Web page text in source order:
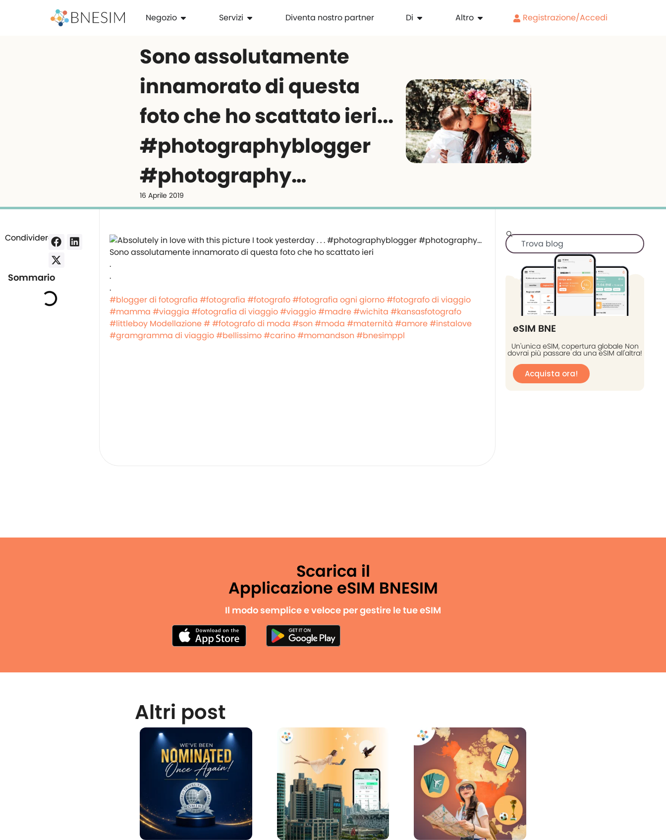
Negozio Servizi Diventa nostro partner Di Altro Registrazione/Accedi
Sono assolutamente
innamorato di questa
foto che ho scattato ieri...
#photographyblogger
#photography…
16 Aprile 2019
Condividere:
Sommario
Sono assolutamente innamorato di questa foto che ho scattato ieri
.
.
.
#blogger di fotografia #fotografia #fotografo#fotografia ogni giorno#fotografo di viaggio
#mamma #viaggia #fotografia di viaggio#viaggio#madre#wichita #kansasfotografo
#littleboy Modellazione ##fotografo di moda #son #moda #maternità #amore#instalove
#gramgramma di viaggio#bellissimo#carino#momandson #bnesimppl
eSIM BNE
Un'unica eSIM, copertura globale Non
dovrai più passare da una eSIM all'altra!
Acquista ora!
Scarica il
Applicazione eSIM BNESIM
Il modo semplice e veloce per gestire le tue eSIM
Altri post